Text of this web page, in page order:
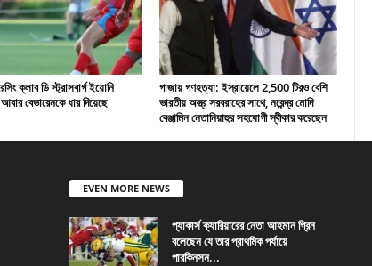
ক্লাব ডি স্ট্রাসবার্গ ইয়োনি
বেভারেনকে ধার দিয়েছে
গাজায় গণহত্যা: ইস্রায়েলে 2,500 টিরও বেশি
ভারতীয় অস্ত্র সরবরাহের সাথে, নরেন্দ্র মোদি
বেঞ্জামিন নেতানিয়াহুর সহযোগী স্বীকার করেছেন
EVEN MORE NEWS
প্যাকার্স ক্যারিয়ারের নেতা আহমান গ্রিন
বলেছেন যে তার প্রাথমিক পর্যায়ে
পারকিনসন...